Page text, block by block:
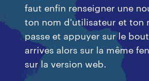
faut enfin renseigner une
ton nom d'utilisateur et ton
passe et appuyer sur le
arrives alors sur la même
sur la version web.